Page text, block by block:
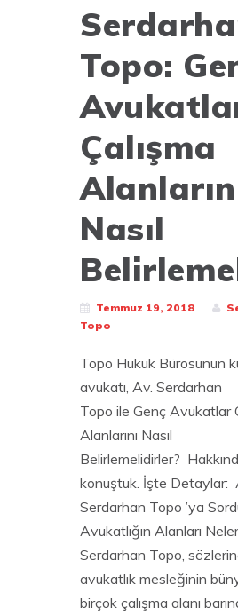
Topo:
Çalışma
Nasıl
Temmuz 19, 2018
Topo
Topo Hukuk Bürosunun
avukatı, Av. Serdarhan
Topo ile Genç Avukatlar
Alanlarını Nasıl
Belirlemelidirler?
konuştuk. İşte Detaylar:
Serdarhan Topo ’ya
Avukatlığın Alanları
Serdarhan Topo,
avukatlık mesleğinin
birçok çalışma alanı